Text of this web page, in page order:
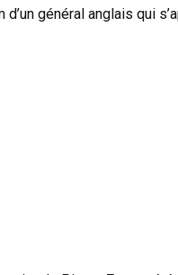
général anglais qui